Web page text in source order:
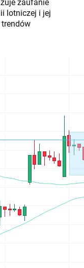
lotniczej i jej